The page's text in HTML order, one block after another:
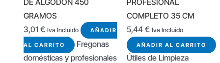
DE ALGODÓN 450
GRAMOS
3,01 € Iva Incluido AÑADIR
AL CARRITO
Fregonas
domésticas y profesionales
PROFESIONAL
COMPLETO 35 CM
5,44 € Iva Incluido
AÑADIR AL CARRITO
Útiles de Limpieza